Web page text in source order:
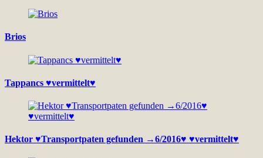
Brios
Tappancs ♥vermittelt♥
Hektor ♥Transportpaten gefunden →6/2016♥ ♥vermittelt♥